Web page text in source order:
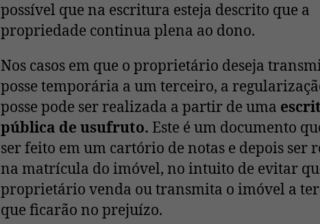
possível que na escritura esteja descrito que a
propriedade continua plena ao dono.
Nos casos em que o proprietário deseja
posse temporária a um terceiro, a
posse pode ser realizada a partir de uma
pública de usufruto. Este é um documento
ser feito em um cartório de notas e depois ser
na matrícula do imóvel, no intuito de evitar
proprietário venda ou transmita o imóvel a
que ficarão no prejuízo.